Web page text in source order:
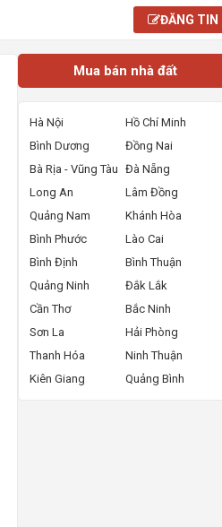
ĐĂNG TIN
Mua bán nhà đất
Hà Nội
Hồ Chí Minh
Bình Dương
Đồng Nai
Bà Rịa - Vũng Tàu Đà Nẵng
Long An
Lâm Đồng
Quảng Nam
Khánh Hòa
Bình Phước
Lào Cai
Bình Định
Bình Thuận
Quảng Ninh
Đắk Lắk
Cần Thơ
Bắc Ninh
Sơn La
Hải Phòng
Thanh Hóa
Ninh Thuận
Kiên Giang
Quảng Bình